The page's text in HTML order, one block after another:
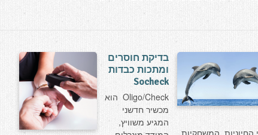
המשחקיות
בדיקת חוסרים
ומתכות כבדות
Socheck
Oligo/Check הוא
מכשיר חדשני
המגיע משוויץ,